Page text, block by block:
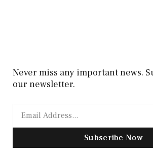
Never miss any important news.
our newsletter.
Subscribe Now